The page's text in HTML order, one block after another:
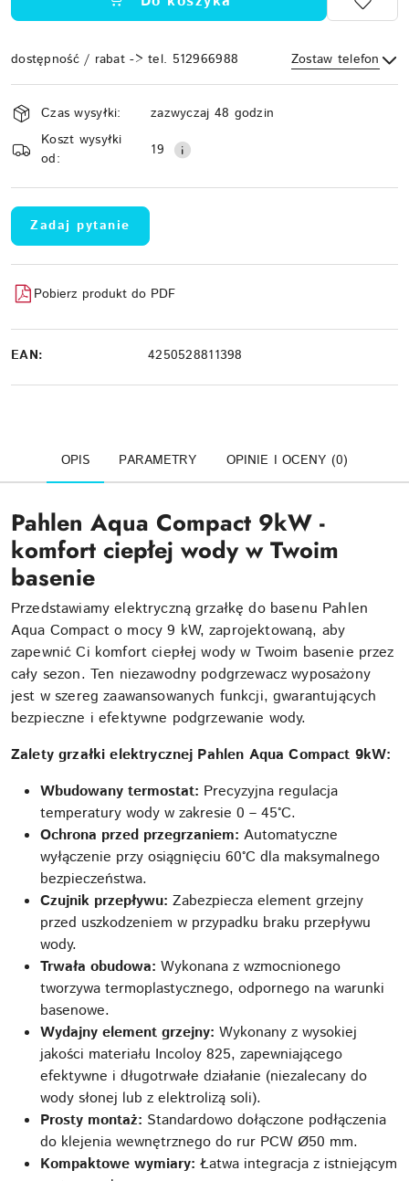
dostępność / rabat -> tel. 512966988 Zostaw telefon
Wyślij
Dostępność
i
dostawa
Czas wysyłki:
zazwyczaj 48 godzin
Koszt wysyłki
od:
19
Zadaj pytanie
Pobierz produkt do PDF
EAN: 4250528811398
OPIS PARAMETRY OPINIE I OCENY (0)
Pahlen Aqua Compact 9kW -
komfort ciepłej wody w Twoim
basenie
Przedstawiamy elektryczną grzałkę do basenu Pahlen
Aqua Compact o mocy 9 kW, zaprojektowaną, aby
zapewnić Ci komfort ciepłej wody w Twoim basenie przez
cały sezon. Ten niezawodny podgrzewacz wyposażony
jest w szereg zaawansowanych funkcji, gwarantujących
bezpieczne i efektywne podgrzewanie wody.
Zalety grzałki elektrycznej Pahlen Aqua Compact 9kW:
Wbudowany termostat: Precyzyjna regulacja
temperatury wody w zakresie 0 – 45°C.
Ochrona przed przegrzaniem: Automatyczne
wyłączenie przy osiągnięciu 60°C dla maksymalnego
bezpieczeństwa.
Czujnik przepływu: Zabezpiecza element grzejny
przed uszkodzeniem w przypadku braku przepływu
wody.
Trwała obudowa: Wykonana z wzmocnionego
tworzywa termoplastycznego, odpornego na warunki
basenowe.
Wydajny element grzejny: Wykonany z wysokiej
jakości materiału Incoloy 825, zapewniającego
efektywne i długotrwałe działanie (niezalecany do
wody słonej lub z elektrolizą soli).
Prosty montaż: Standardowo dołączone podłączenia
do klejenia wewnętrznego do rur PCW Ø50 mm.
Kompaktowe wymiary: Łatwa integracja z istniejącym